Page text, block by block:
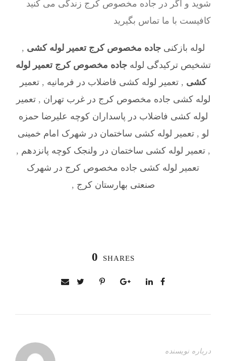
شوید و اگر در جاده مخصوص کرج زندگی می کنید
کافیست با ما تماس بگیرید
لوله بازکنیجاده مخصوص کرج تعمیر لوله کشی ,
تشخیص ترکیدگی لولهجاده مخصوص کرج تعمیر لوله
کشی , تعمیر لوله کشی فاضلاب در فرمانیه , تعمیر
لوله کشی جاده مخصوص کرج در غرب تهران ,تعمیر
لوله کشی فاضلاب در پاسداران کوچه علیرضا حمزه
لو ,تعمیر لوله کشی ساختمان در شهرک امام خمینی
,تعمیر لوله کشی ساختمان در ولنجک کوچه پانزدهم ,
تعمیر لوله کشی جاده مخصوص کرج در شهرک
صنعتی بهارستان کرج ,
0 SHARES
درباره نویسنده